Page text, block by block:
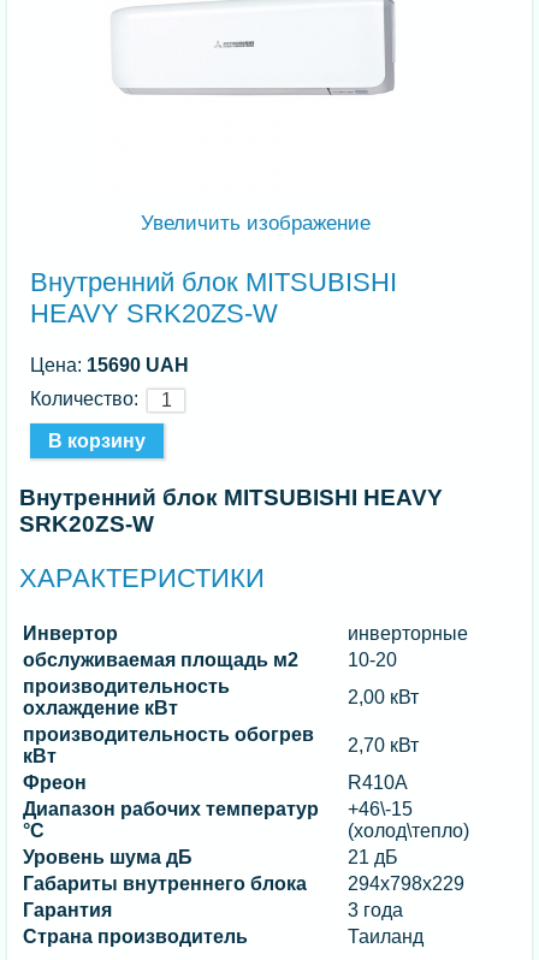
Увеличить изображение
Внутренний блок MITSUBISHI
HEAVY SRK20ZS-W
Цена: 15690 UAH
Количество:
Внутренний блок MITSUBISHI HEAVY
SRK20ZS-W
ХАРАКТЕРИСТИКИ
Инвертор
инверторные
обслуживаемая площадь м2
10-20
производительность
охлаждение кВт
2,00 кВт
производительность обогрев
кВт
2,70 кВт
Фреон
R410A
Диапазон рабочих температур
°C
+46\-15
(холод\тепло)
Уровень шума дБ
21 дБ
Габариты внутреннего блока
294x798x229
Гарантия
3 года
Страна производитель
Таиланд